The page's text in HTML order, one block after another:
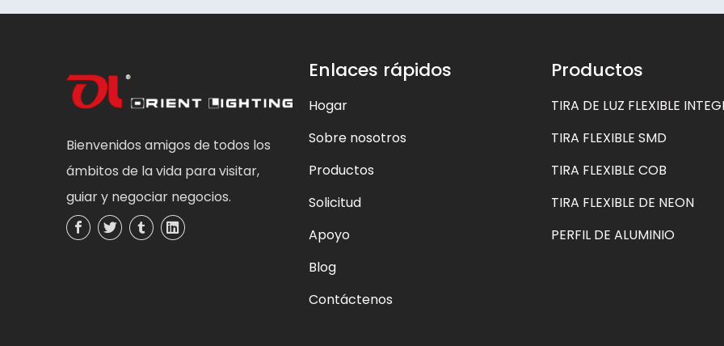
Bienvenidos amigos de todos los
ámbitos de la vida para visitar,
guiar y negociar negocios.
Enlaces rápidos
Hogar
Sobre nosotros
Productos
Solicitud
Apoyo
Blog
Contáctenos
Productos
TIRA DE LUZ FLEXIBLE
TIRA FLEXIBLE SMD
TIRA FLEXIBLE COB
TIRA FLEXIBLE DE NEON
PERFIL DE ALUMINIO